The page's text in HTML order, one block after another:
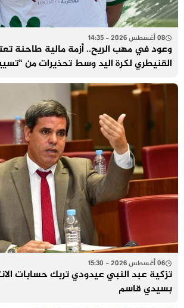
08 أغسطس 2026 - 14:35
وعود في مهب الريح.. أزمة مالية طاحنة
القنيطري لكرة اليد وسط تحذيرات من
06 أغسطس 2026 - 15:30
تزكية عبد النبي عيدودي تربك حسابات
بسيدي قاسم